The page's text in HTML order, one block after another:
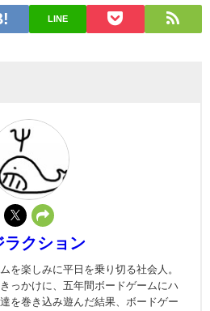
LINE
ラクション
を楽しみに平日を乗り切る社会人。
っかけに、五年間ボードゲームにハ
を巻き込み遊んだ結果、ボードゲー